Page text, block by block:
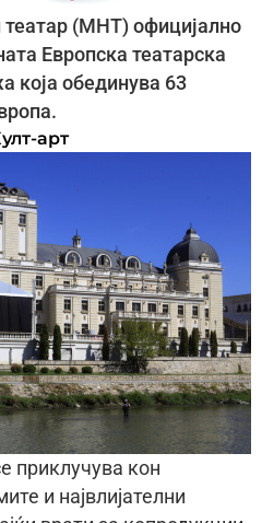
(МНТ) официјално
Европска театарска
која обединува 63
арт
приклучува кон
и највлијателни